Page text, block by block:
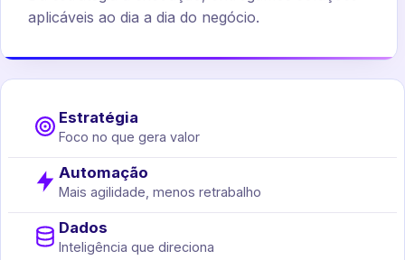
aplicáveis ao dia a dia do negócio.
Estratégia
Foco no que gera valor
Automação
Mais agilidade, menos retrabalho
Dados
Inteligência que direciona